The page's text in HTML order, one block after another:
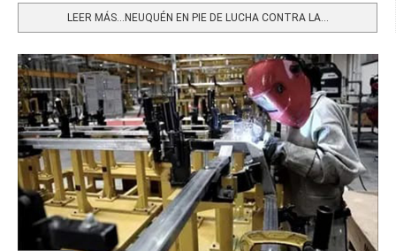
LEER MÁS…NEUQUÉN EN PIE DE LUCHA CONTRA LA...